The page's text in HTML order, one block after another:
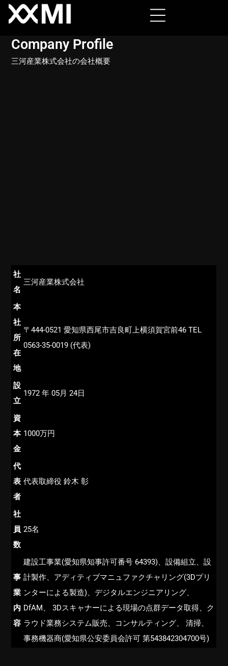
Company Profile
三河産業株式会社の会社概要
社
名
三河産業株式会社
本
社
所
在
地
〒444-0521 愛知県西尾市吉良町上横須賀宮前46 TEL
0563-35-0019 (代表)
設
立
1972 年 05月 24日
資
本
金
1000万円
代
表
者
代表取締役 鈴木 彰
社
員
数
25名
事
業
内
容
建設工事業(愛知県知事許可番号 64393)、設備組立、設
計製作、アディティブマニュファクチャリング(3Dプリ
ンターによる製造)、デジタルエンジニアリング、
DfAM、 3Dスキャナーによる現場の点群データ取得、ク
ラウド業務システム販売、コンサルティング、 清掃、
事務機器商(愛知県公安委員会許可 第543842304700号)